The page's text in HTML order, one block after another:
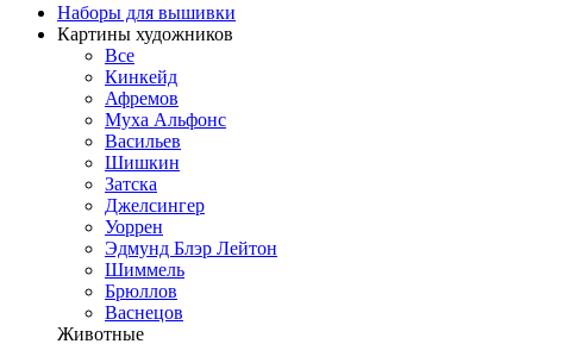
Наборы для вышивки
Картины художников
Все
Кинкейд
Афремов
Муха Альфонс
Васильев
Шишкин
Затска
Джелсингер
Уоррен
Эдмунд Блэр Лейтон
Шиммель
Брюллов
Васнецов
Животные